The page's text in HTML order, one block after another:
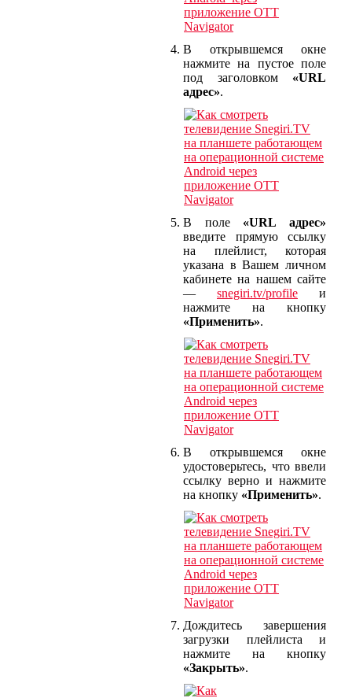
В открывшемся окне
нажмите на пустое поле
под заголовком «URL
адрес».
В поле «URL адрес»
введите прямую ссылку
на плейлист, которая
указана в Вашем личном
кабинете на нашем сайте
— snegiri.tv/profile и
нажмите на кнопку
«Применить».
В открывшемся окне
удостоверьтесь, что ввели
ссылку верно и нажмите
на кнопку «Применить».
Дождитесь завершения
загрузки плейлиста и
нажмите на кнопку
«Закрыть».